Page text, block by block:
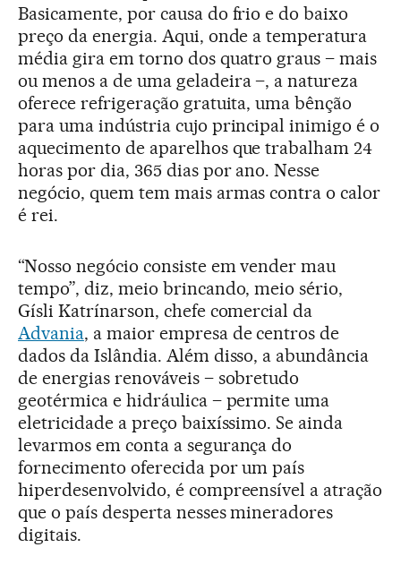
Basicamente, por causa do frio e do baixo
preço da energia. Aqui, onde a temperatura
média gira em torno dos quatro graus – mais
ou menos a de uma geladeira –, a natureza
oferece refrigeração gratuita, uma bênção
para uma indústria cujo principal inimigo é o
aquecimento de aparelhos que trabalham 24
horas por dia, 365 dias por ano. Nesse
negócio, quem tem mais armas contra o calor
é rei.
“Nosso negócio consiste em vender mau
tempo”, diz, meio brincando, meio sério,
Gísli Katrínarson, chefe comercial da
Advania, a maior empresa de centros de
dados da Islândia. Além disso, a abundância
de energias renováveis – sobretudo
geotérmica e hidráulica – permite uma
eletricidade a preço baixíssimo. Se ainda
levarmos em conta a segurança do
fornecimento oferecida por um país
hiperdesenvolvido, é compreensível a atração
que o país desperta nesses mineradores
digitais.